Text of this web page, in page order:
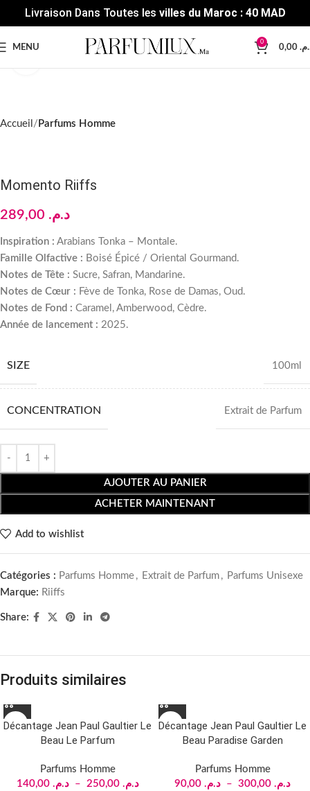
Livraison Dans Toutes les villes du Maroc : 40 MAD
MENU
0
Accueil Parfums Homme
Momento Riiffs
د.م.
Inspiration : Arabians Tonka – Montale.
Famille Olfactive : Boisé Épicé / Oriental Gourmand.
Notes de Tête : Sucre, Safran, Mandarine.
Notes de Cœur : Fève de Tonka, Rose de Damas, Oud.
Notes de Fond : Caramel, Amberwood, Cèdre.
Année de lancement : 2025.
SIZE 100ml
CONCENTRATION Extrait de Parfum
AJOUTER AU PANIER
ACHETER MAINTENANT
Add to wishlist
Catégories : Parfums Homme , Extrait de Parfum , Parfums Unisexe
Marque: Riiffs
Share:
Produits similaires
SOLD OUT
Décantage Jean Paul Gaultier Le
Beau Le Parfum
Parfums Homme
د.م. 140,00 – د.م. 250,00
SOLD OUT
Décantage Jean Paul Gaultier Le
Beau Paradise Garden
Parfums Homme
د.م. – د.م.